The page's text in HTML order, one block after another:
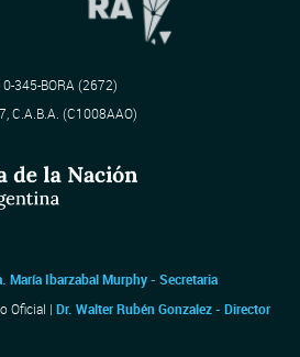
345-BORA (2672)
C.A.B.A. (C1008AAO)
María Ibarzabal Murphy - Secretaria
Oficial | Dr. Walter Rubén Gonzalez - Director